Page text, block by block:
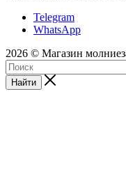
Telegram
WhatsApp
2026 © Магазин
Найти